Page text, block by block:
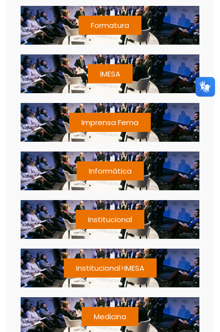
Formatura
IMESA
Imprensa Fema
Informática
Institucional
Institucional>IMESA
Medicina